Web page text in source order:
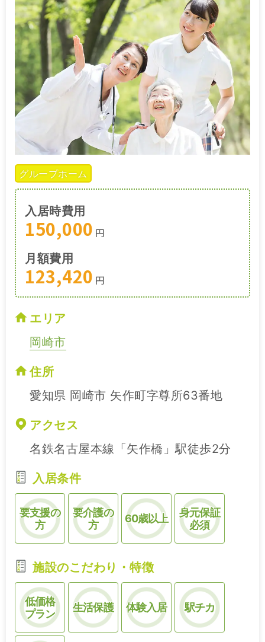
グループホーム
入居時費用
150,000 円
月額費用
123,420 円
エリア
岡崎市
住所
愛知県 岡崎市 矢作町字尊所63番地
アクセス
名鉄名古屋本線「矢作橋」駅徒歩2分
入居条件
要支援の
方
要介護の
方
60歳以上
身元保証
必須
施設のこだわり・特徴
低価格
プラン
生活保護 体験入居 駅チカ